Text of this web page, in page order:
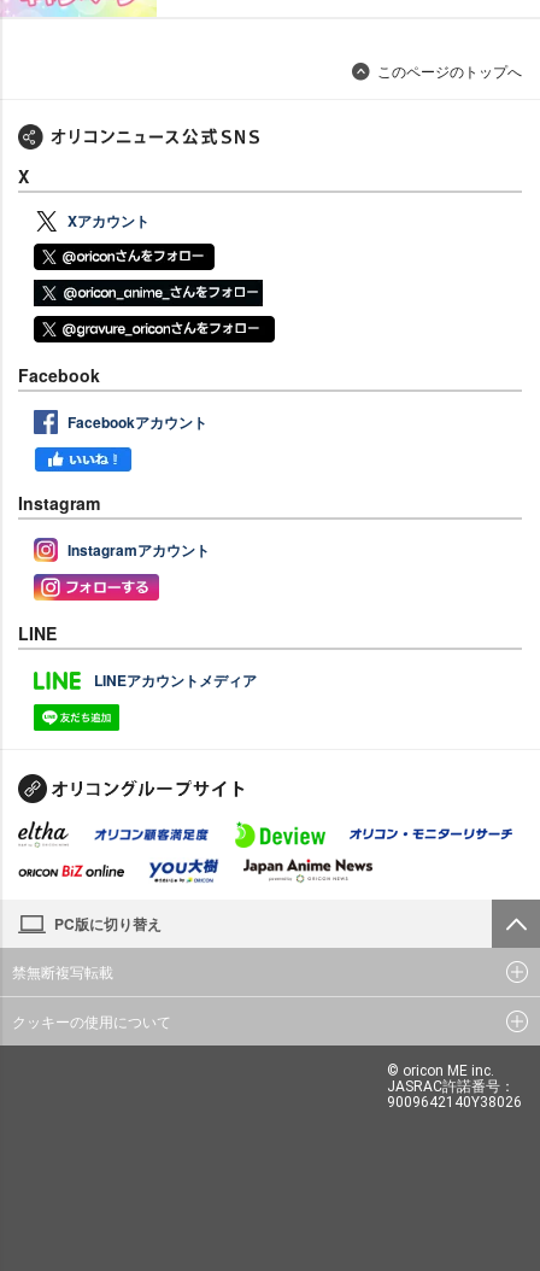
このページのトップへ
X
Xアカウント
Facebook
Facebookアカウント
Instagram
Instagramアカウント
LINE
LINEアカウントメディア
PC版に切り替え
禁無断複写転載
クッキーの使用について
© oricon ME inc.
JASRAC許諾番号：
9009642140Y38026